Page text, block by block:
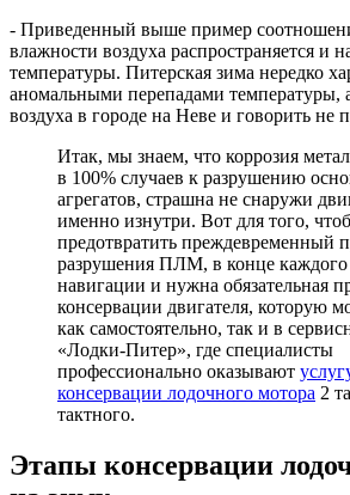
- Приведенный выше пример
влажности воздуха распространяется и
температуры. Питерская зима нередко
аномальными перепадами температуры,
воздуха в городе на Неве и говорить не
Итак, мы знаем, что коррозия
в 100% случаев к разрушению
агрегатов, страшна не снаружи
именно изнутри. Вот для того,
предотвратить преждевременный
разрушения ПЛМ, в конце каждого
навигации и нужна обязательная
консервации двигателя, которую
как самостоятельно, так и в
«Лодки-Питер», где специалисты
профессионально оказывают
консервации лодочного мотора 2
тактного.
Этапы консервации